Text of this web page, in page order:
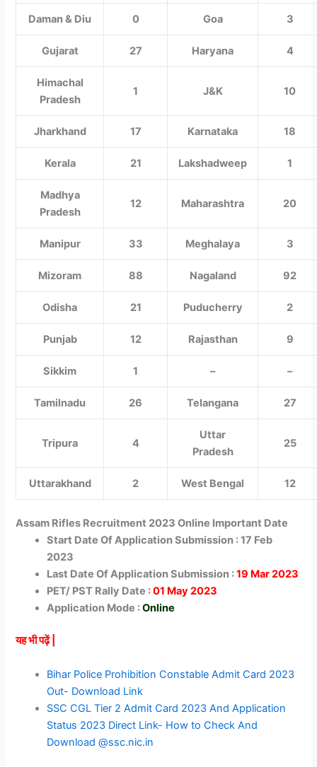
Daman & Diu 0 Goa 3
Gujarat 27 Haryana 4
Himachal
Pradesh
1 J&K 10
Jharkhand 17 Karnataka 18
Kerala 21 Lakshadweep 1
Madhya
Pradesh
12 Maharashtra 20
Manipur 33 Meghalaya 3
Mizoram 88 Nagaland 92
Odisha 21 Puducherry 2
Punjab 12 Rajasthan 9
Sikkim 1 – –
Tamilnadu 26 Telangana 27
Tripura 4
Uttar
Pradesh
25
Uttarakhand 2 West Bengal 12
Assam Rifles Recruitment 2023 Online Important Date
Start Date Of Application Submission : 17 Feb
2023
Last Date Of Application Submission :19 Mar 2023
PET/ PST Rally Date :01 May 2023
Application Mode :Online
यह भी पढ़ें |
Bihar Police Prohibition Constable Admit Card 2023
Out- Download Link
SSC CGL Tier 2 Admit Card 2023 And Application
Status 2023 Direct Link- How to Check And
Download @ssc.nic.in